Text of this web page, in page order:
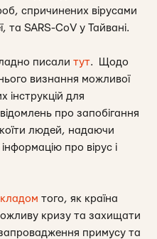
спричинених вірусами
та SARS-CoV у Тайвані.
писали тут. Щодо
визнання можливої
для
про запобігання
людей, надаючи
про вірус і
того, як країна
кризу та захищати
примусу та